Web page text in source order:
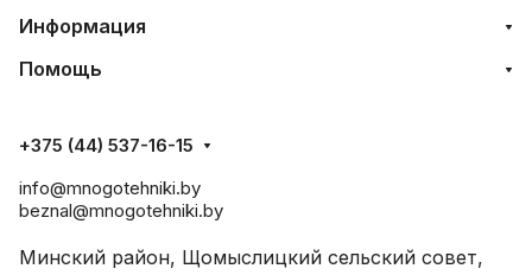
Информация
Помощь
+375 (44) 537-16-15
info@mnogotehniki.by
beznal@mnogotehniki.by
Минский район, Щомыслицкий сельский совет,